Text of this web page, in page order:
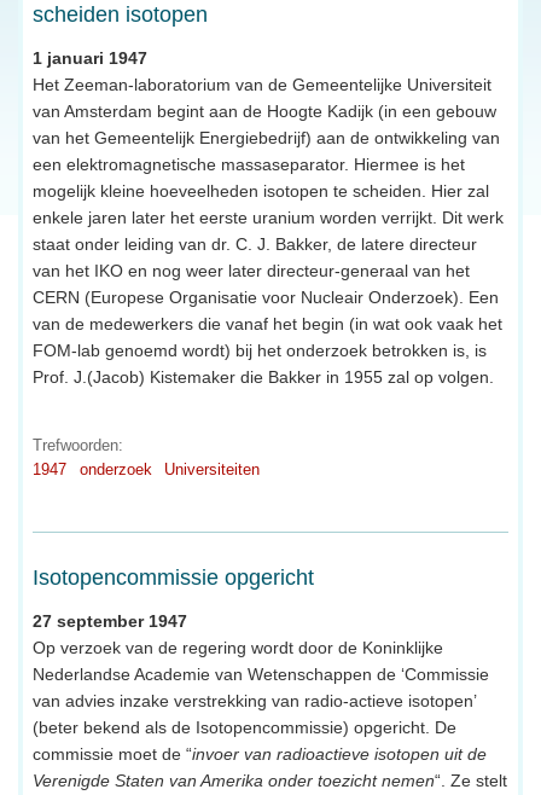
scheiden isotopen
1 januari 1947
Het Zeeman-laboratorium van de Gemeentelijke Universiteit
van Amsterdam begint aan de Hoogte Kadijk (in een gebouw
van het Gemeentelijk Energiebedrijf) aan de ontwikkeling van
een elektromagnetische massaseparator. Hiermee is het
mogelijk kleine hoeveelheden isotopen te scheiden. Hier zal
enkele jaren later het eerste uranium worden verrijkt. Dit werk
staat onder leiding van dr. C. J. Bakker, de latere directeur
van het IKO en nog weer later directeur-generaal van het
CERN (Europese Organisatie voor Nucleair Onderzoek). Een
van de medewerkers die vanaf het begin (in wat ook vaak het
FOM-lab genoemd wordt) bij het onderzoek betrokken is, is
Prof. J.(Jacob) Kistemaker die Bakker in 1955 zal op volgen.
Trefwoorden:
1947
onderzoek Universiteiten
Isotopencommissie opgericht
27 september 1947
Op verzoek van de regering wordt door de Koninklijke
Nederlandse Academie van Wetenschappen de ‘Commissie
van advies inzake verstrekking van radio-actieve isotopen’
(beter bekend als de Isotopencommissie) opgericht. De
commissie moet de “invoer van radioactieve isotopen uit de
Verenigde Staten van Amerika onder toezicht nemen“. Ze stelt